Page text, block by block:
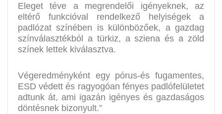
Eleget téve a megrendelői igényeknek, az
eltérő funkcióval rendelkező helyiségek a
padlózat színében is különbözőek, a gazdag
színválasztékból a türkiz, a sziena és a zöld
színek lettek kiválasztva.
Végeredményként egy pórus-és fugamentes,
ESD védett és ragyogóan fényes padlófelületet
adtunk át, ami igazán igényes és gazdaságos
döntésnek bizonyult.”